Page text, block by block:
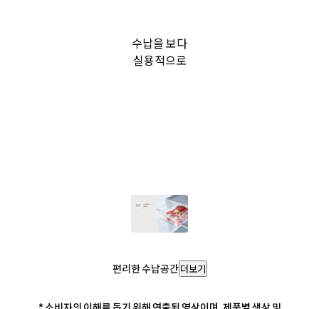
수납을 보다
실용적으로
편리한 수납공간 더보기